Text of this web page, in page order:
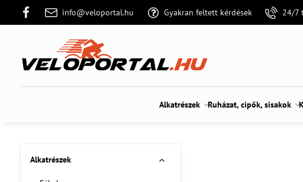
info@veloportal.hu Gyakran feltett kérdések 24/7
Alkatrészek Ruházat, cipők, sisakok
Alkatrészek